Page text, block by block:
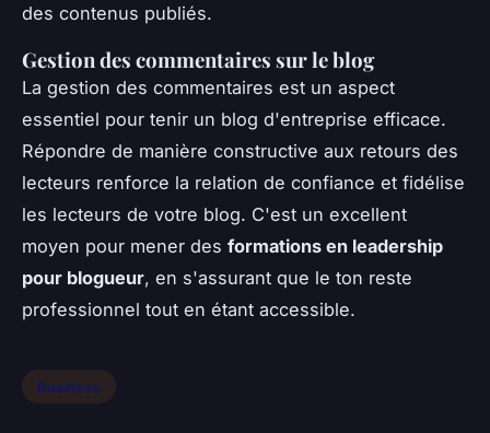
des contenus publiés.
Gestion des commentaires sur le blog
La gestion des commentaires est un aspect
essentiel pour tenir un blog d'entreprise efficace.
Répondre de manière constructive aux retours des
lecteurs renforce la relation de confiance et fidélise
les lecteurs de votre blog. C'est un excellent
moyen pour mener des formations en leadership
pour blogueur, en s'assurant que le ton reste
professionnel tout en étant accessible.
Business